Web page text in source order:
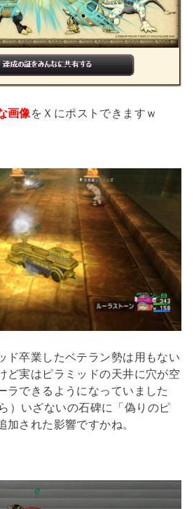
画像 をＸにポストできますｗ
ド卒業したベテラン勢は用もない
ど実はピラミッドの天井に穴が空
ラできるようになっていました
）いざないの石碑に「偽りのピ
加された影響ですかね。